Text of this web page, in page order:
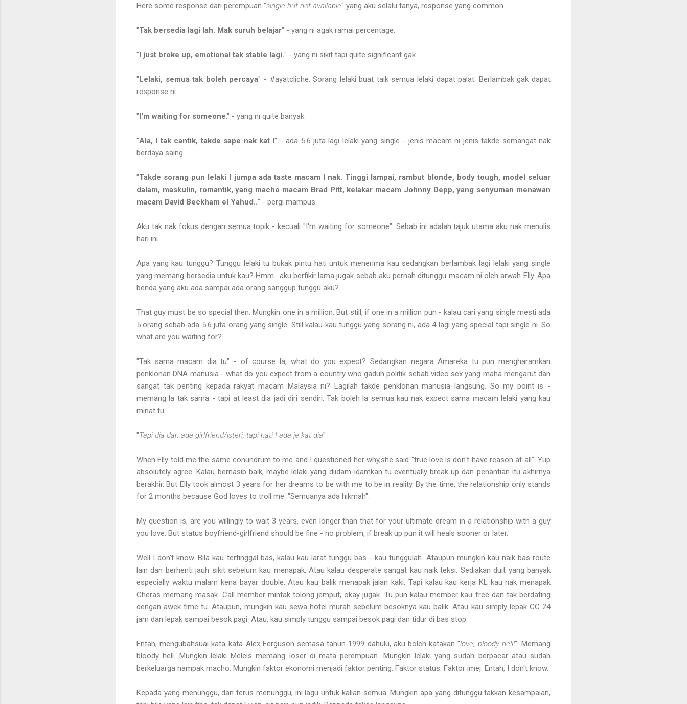
Here some response dari perempuan "single but not available" yang aku selalu tanya, response yang common.
"Tak bersedia lagi lah. Mak suruh belajar" - yang ni agak ramai percentage.
"I just broke up, emotional tak stable lagi." - yang ni sikit tapi quite significant gak.
"Lelaki, semua tak boleh percaya" - #ayatcliche. Sorang lelaki buat taik semua lelaki dapat palat. Berlambak gak dapat
response ni.
"I'm waiting for someone." - yang ni quite banyak.
"Ala, I tak cantik, takde sape nak kat I" - ada 5.6 juta lagi lelaki yang single - jenis macam ni jenis takde semangat nak
berdaya saing.
"Takde sorang pun lelaki I jumpa ada taste macam I nak. Tinggi lampai, rambut blonde, body tough, model seluar
dalam, maskulin, romantik, yang macho macam Brad Pitt, kelakar macam Johnny Depp, yang senyuman menawan
macam David Beckham el Yahud.." - pergi mampus.
Aku tak nak fokus dengan semua topik - kecuali "I'm waiting for someone". Sebab ini adalah tajuk utama aku nak menulis
hari ini.
Apa yang kau tunggu? Tunggu lelaki tu bukak pintu hati untuk menerima kau sedangkan berlambak lagi lelaki yang single
yang memang bersedia untuk kau? Hmm.. aku berfikir lama jugak sebab aku pernah ditunggu macam ni oleh arwah Elly. Apa
benda yang aku ada sampai ada orang sanggup tunggu aku?
That guy must be so special then. Mungkin one in a million. But still, if one in a million pun - kalau cari yang single mesti ada
5 orang sebab ada 5.6 juta orang yang single. Still kalau kau tunggu yang sorang ni, ada 4 lagi yang special tapi single ni. So
what are you waiting for?
"Tak sama macam dia tu" - of course la, what do you expect? Sedangkan negara Amareka tu pun mengharamkan
penklonan DNA manusia - what do you expect from a country who gaduh politik sebab video sex yang maha mengarut dan
sangat tak penting kepada rakyat macam Malaysia ni? Lagilah takde penklonan manusia langsung. So my point is -
memang la tak sama - tapi at least dia jadi diri sendiri. Tak boleh la semua kau nak expect sama macam lelaki yang kau
minat tu.
"Tapi dia dah ada girlfriend/isteri, tapi hati I ada je kat dia"
When Elly told me the same conundrum to me and I questioned her why,she said "true love is don't have reason at all". Yup
absolutely agree. Kalau bernasib baik, maybe lelaki yang diidam-idamkan tu eventually break up dan penantian itu akhirnya
berakhir. But Elly took almost 3 years for her dreams to be with me to be in reality. By the time, the relationship only stands
for 2 months because God loves to troll me. "Semuanya ada hikmah".
My question is, are you willingly to wait 3 years, even longer than that for your ultimate dream in a relationship with a guy
you love. But status boyfriend-girlfriend should be fine - no problem, if break up pun it will heals sooner or later.
Well I don't know. Bila kau tertinggal bas, kalau kau larat tunggu bas - kau tunggulah. Ataupun mungkin kau naik bas route
lain dan berhenti jauh sikit sebelum kau menapak. Atau kalau desperate sangat kau naik teksi. Sediakan duit yang banyak
especially waktu malam kena bayar double. Atau kau balik menapak jalan kaki. Tapi kalau kau kerja KL kau nak menapak
Cheras memang masak. Call member mintak tolong jemput, okay jugak. Tu pun kalau member kau free dan tak berdating
dengan awek time tu. Ataupun, mungkin kau sewa hotel murah sebelum besoknya kau balik. Atau kau simply lepak CC 24
jam dan lepak sampai besok pagi. Atau, kau simply tunggu sampai besok pagi dan tidur di bas stop.
Entah, mengubahsuai kata-kata Alex Ferguson semasa tahun 1999 dahulu, aku boleh katakan "love, bloody hell!". Memang
bloody hell. Mungkin lelaki Meleis memang loser di mata perempuan. Mungkin lelaki yang sudah berpacar atau sudah
berkeluarga nampak macho. Mungkin faktor ekonomi menjadi faktor penting. Faktor status. Faktor imej. Entah, I don't know.
Kepada yang menunggu, dan terus menunggu, ini lagu untuk kalian semua. Mungkin apa yang ditunggu takkan kesampaian,